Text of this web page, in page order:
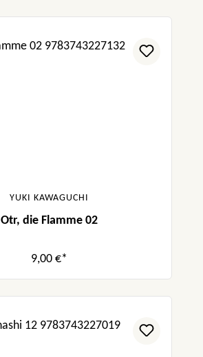
YUKI KAWAGUCHI
Otr, die Flamme 02
9,00 €*